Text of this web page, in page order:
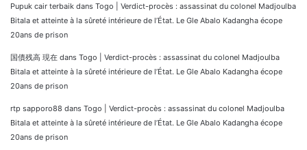
Pupuk cair terbaik dans Togo | Verdict-procès : assassinat du colonel Madjoulba
Bitala et atteinte à la sûreté intérieure de l’État. Le Gle Abalo Kadangha écope
20ans de prison
国債残高 現在 dans Togo | Verdict-procès : assassinat du colonel Madjoulba
Bitala et atteinte à la sûreté intérieure de l’État. Le Gle Abalo Kadangha écope
20ans de prison
rtp sapporo88 dans Togo | Verdict-procès : assassinat du colonel Madjoulba
Bitala et atteinte à la sûreté intérieure de l’État. Le Gle Abalo Kadangha écope
20ans de prison